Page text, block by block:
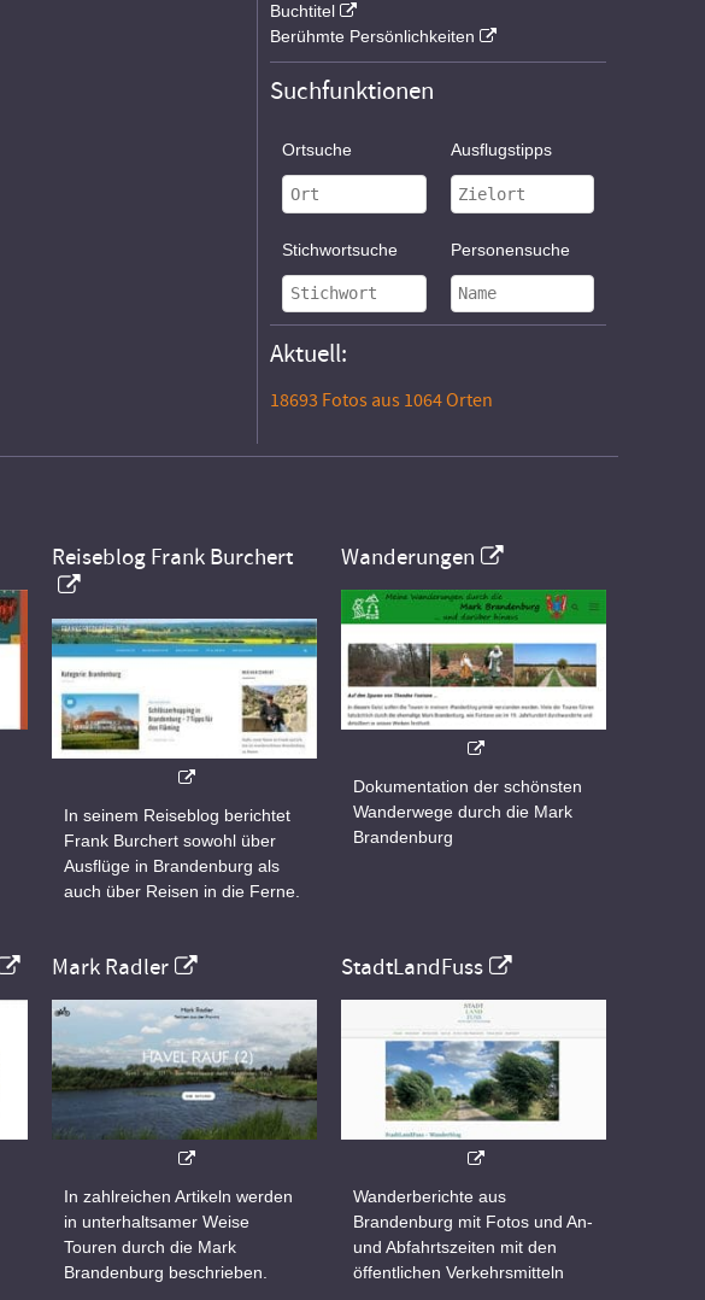
Buchtitel
Berühmte Persönlichkeiten
Suchfunktionen
Ortsuche Ausflugstipps
Stichwortsuche Personensuche
Aktuell:
18693 Fotos aus 1064 Orten
Reiseblog Frank Burchert
In seinem Reiseblog berichtet
Frank Burchert sowohl über
Ausflüge in Brandenburg als
auch über Reisen in die Ferne.
Wanderungen
Dokumentation der schönsten
Wanderwege durch die Mark
Brandenburg
Mark Radler
In zahlreichen Artikeln werden
in unterhaltsamer Weise
Touren durch die Mark
Brandenburg beschrieben.
StadtLandFuss
Wanderberichte aus
Brandenburg mit Fotos und An-
und Abfahrtszeiten mit den
öffentlichen Verkehrsmitteln